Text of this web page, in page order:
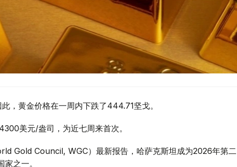
，黄金价格在一周内下跌了444.71坚戈。
美元/盎司，为近七周来首次。
Gold Council, WGC）最新报告，哈萨克斯坦成为2026年第二
之一。